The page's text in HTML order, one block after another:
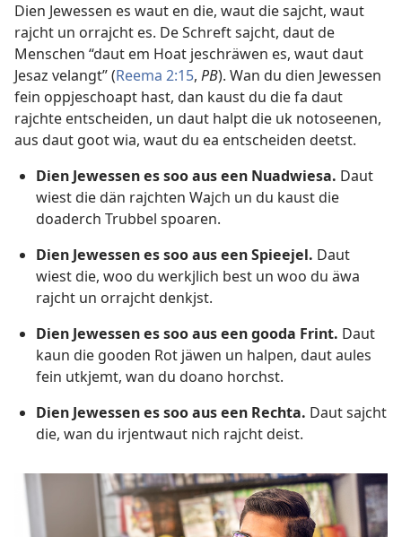
Dien Jewessen es waut en die, waut die sajcht, waut
rajcht un orrajcht es. De Schreft sajcht, daut de
Menschen “daut em Hoat jeschräwen es, waut daut
Jesaz velangt” (Reema 2:15, PB). Wan du dien Jewessen
fein oppjeschoapt hast, dan kaust du die fa daut
rajchte entscheiden, un daut halpt die uk notoseenen,
aus daut goot wia, waut du ea entscheiden deetst.
Dien Jewessen es soo aus een Nuadwiesa. Daut
wiest die dän rajchten Wajch un du kaust die
doaderch Trubbel spoaren.
Dien Jewessen es soo aus een Spieejel. Daut
wiest die, woo du werkjlich best un woo du äwa
rajcht un orrajcht denkjst.
Dien Jewessen es soo aus een gooda Frint. Daut
kaun die gooden Rot jäwen un halpen, daut aules
fein utkjemt, wan du doano horchst.
Dien Jewessen es soo aus een Rechta. Daut sajcht
die, wan du irjentwaut nich rajcht deist.